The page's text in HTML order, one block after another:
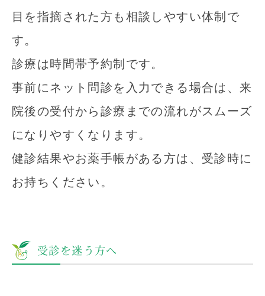
目を指摘された方も相談しやすい体制で
す。
診療は時間帯予約制です。
事前にネット問診を入力できる場合は、来
院後の受付から診療までの流れがスムーズ
になりやすくなります。
健診結果やお薬手帳がある方は、受診時に
お持ちください。
受診を迷う方へ